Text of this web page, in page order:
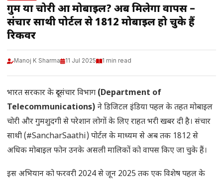
गुम या चोरी हुआ मोबाइल? अब मिलेगा वापस –
संचार साथी पोर्टल से 1812 मोबाइल हो चुके हैं
रिकवर
Manoj K Sharma 11 Jul 2025 1 min read
भारत सरकार के दूरसंचार विभाग (Department of
Telecommunications) ने डिजिटल इंडिया पहल के तहत मोबाइल
चोरी और गुमशुदगी से परेशान लोगों के लिए राहत भरी खबर दी है। संचार
साथी (#SancharSaathi) पोर्टल के माध्यम से अब तक 1812 से
अधिक मोबाइल फोन उनके असली मालिकों को वापस किए जा चुके हैं।
इस अभियान को फरवरी 2024 से जून 2025 तक एक विशेष पहल के